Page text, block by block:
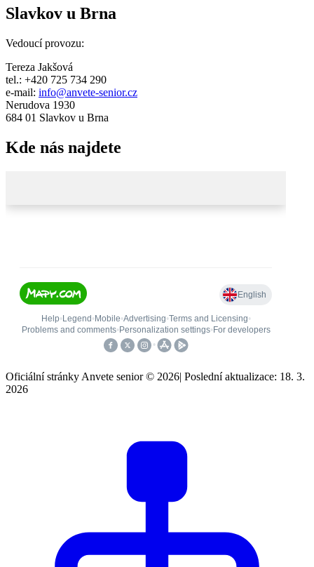
Slavkov u Brna
Vedoucí provozu:
Tereza Jakšová
tel.: +420 725 734 290
e-mail: info@anvete-senior.cz
Nerudova 1930
684 01 Slavkov u Brna
Kde nás najdete
Oficiální stránky Anvete senior © 2026| Poslední aktualizace: 18. 3.
2026